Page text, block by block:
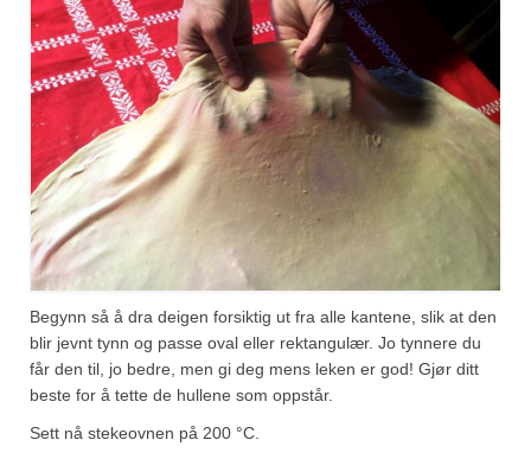
Begynn så å dra deigen forsiktig ut fra alle kantene, slik at den
blir jevnt tynn og passe oval eller rektangulær. Jo tynnere du
får den til, jo bedre, men gi deg mens leken er god! Gjør ditt
beste for å tette de hullene som oppstår.
Sett nå stekeovnen på 200 °C.